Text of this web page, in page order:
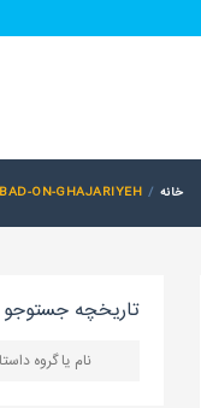
خانه ON-GHAJARIYEH
تاریخچه جستوجو